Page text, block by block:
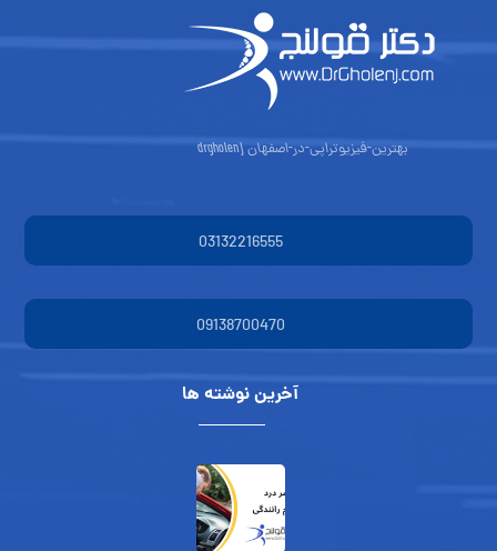
بهترین-فیزیوتراپی-در-اصفهان drgholenj
03132216555
09138700470
آخرین نوشته ها